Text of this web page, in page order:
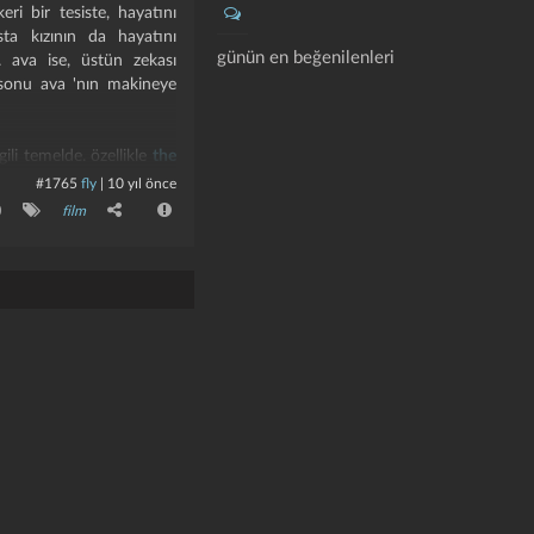
günün en beğenilenleri
bir tesiste, hayatını
kızının da hayatını
ise, üstün zekası
ava 'nın makineye
temelde. özellikle the
değindiğim automata
ne farkı olduğu
tüm olayı özetliyor
#1765 fly| 10 yıl önce
film